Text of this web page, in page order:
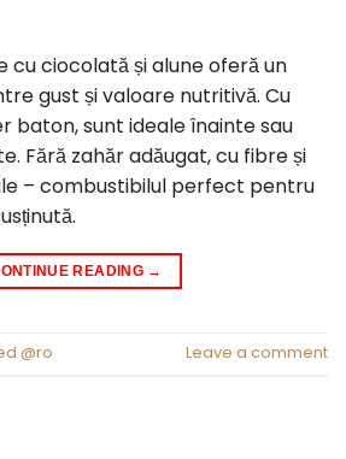
cu ciocolată și alune oferă un
gust și valoare nutritivă. Cu
baton, sunt ideale înainte sau
Fără zahăr adăugat, cu fibre și
– combustibilul perfect pentru
READING →
@ro Leave a comment